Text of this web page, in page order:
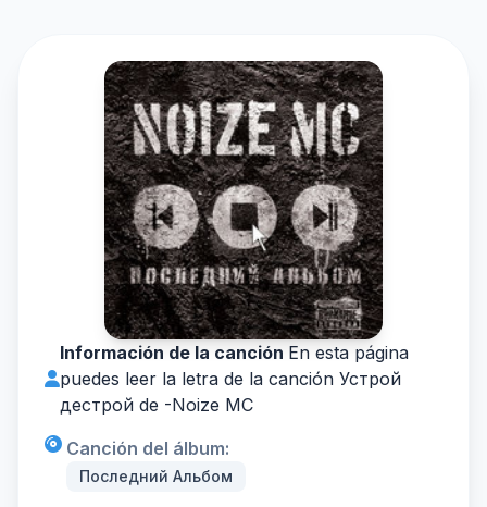
Información de la canción En esta página
puedes leer la letra de la canción Устрой
дестрой de -Noize MC
Canción del álbum:
Последний Альбом